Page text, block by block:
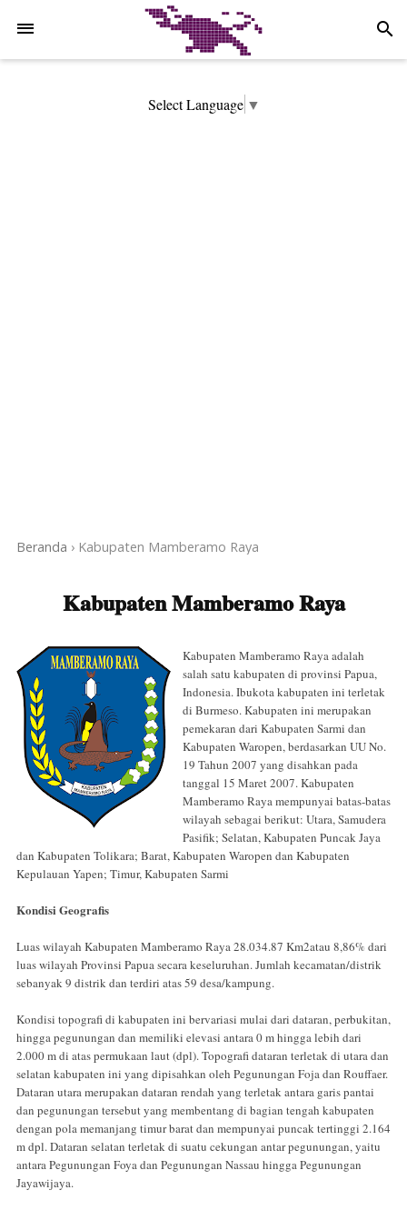
search
Select Language ▼
Beranda › Kabupaten Mamberamo Raya
Kabupaten Mamberamo Raya
Kabupaten Mamberamo Raya adalah
salah satu kabupaten di provinsi Papua,
Indonesia. Ibukota kabupaten ini terletak
di Burmeso. Kabupaten ini merupakan
pemekaran dari Kabupaten Sarmi dan
Kabupaten Waropen, berdasarkan UU No.
19 Tahun 2007 yang disahkan pada
tanggal 15 Maret 2007. Kabupaten
Mamberamo Raya mempunyai batas-batas
wilayah sebagai berikut: Utara, Samudera
Pasifik; Selatan, Kabupaten Puncak Jaya
dan Kabupaten Tolikara; Barat, Kabupaten Waropen dan Kabupaten
Kepulauan Yapen; Timur, Kabupaten Sarmi
Kondisi Geografis
Luas wilayah Kabupaten Mamberamo Raya 28.034.87 Km2atau 8,86% dari
luas wilayah Provinsi Papua secara keseluruhan. Jumlah kecamatan/distrik
sebanyak 9 distrik dan terdiri atas 59 desa/kampung.
Kondisi topografi di kabupaten ini bervariasi mulai dari dataran, perbukitan,
hingga pegunungan dan memiliki elevasi antara 0 m hingga lebih dari
2.000 m di atas permukaan laut (dpl). Topografi dataran terletak di utara dan
selatan kabupaten ini yang dipisahkan oleh Pegunungan Foja dan Rouffaer.
Dataran utara merupakan dataran rendah yang terletak antara garis pantai
dan pegunungan tersebut yang membentang di bagian tengah kabupaten
dengan pola memanjang timur barat dan mempunyai puncak tertinggi 2.164
m dpl. Dataran selatan terletak di suatu cekungan antar pegunungan, yaitu
antara Pegunungan Foya dan Pegunungan Nassau hingga Pegunungan
Jayawijaya.